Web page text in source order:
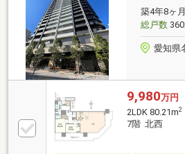
歩4分藤が丘エフ店 徒歩4分
定休日無し、ご見学されたい
い合わせください！／
築4年8ヶ
総戸数360
愛知県
9,980万円
2LDK 80.21m2
7階 北西